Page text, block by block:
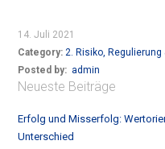
14. Juli 2021
Category:2. Risiko, Regulierung
Posted by: admin
Neueste Beiträge
Erfolg und Misserfolg:
Unterschied